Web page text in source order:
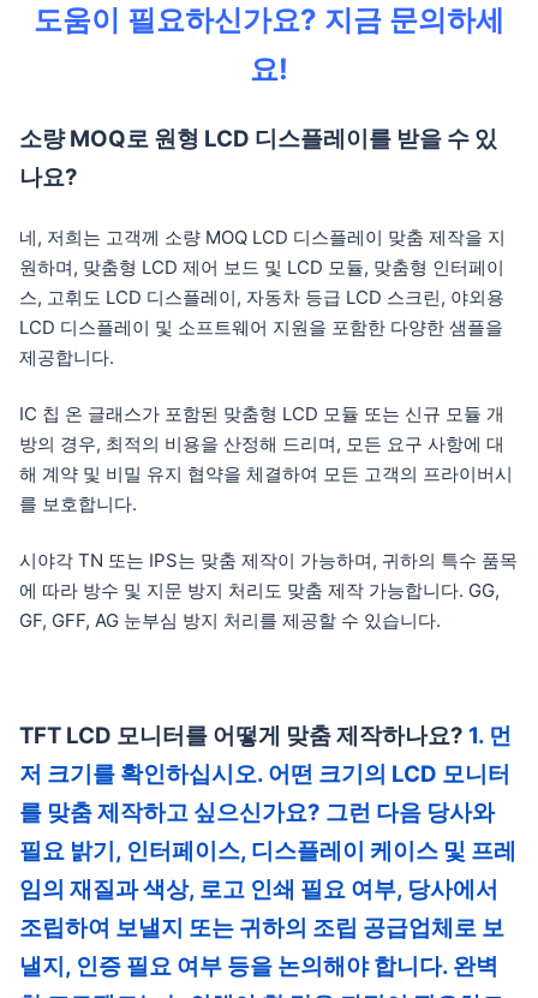
도움이 필요하신가요? 지금 문의하세
요!
소량 MOQ로 원형 LCD 디스플레이를 받을 수 있
나요?
네, 저희는 고객께 소량 MOQ LCD 디스플레이 맞춤 제작을 지
원하며, 맞춤형 LCD 제어 보드 및 LCD 모듈, 맞춤형 인터페이
스, 고휘도 LCD 디스플레이, 자동차 등급 LCD 스크린, 야외용
LCD 디스플레이 및 소프트웨어 지원을 포함한 다양한 샘플을
제공합니다.
IC 칩 온 글래스가 포함된 맞춤형 LCD 모듈 또는 신규 모듈 개
방의 경우, 최적의 비용을 산정해 드리며, 모든 요구 사항에 대
해 계약 및 비밀 유지 협약을 체결하여 모든 고객의 프라이버시
를 보호합니다.
시야각 TN 또는 IPS는 맞춤 제작이 가능하며, 귀하의 특수 품목
에 따라 방수 및 지문 방지 처리도 맞춤 제작 가능합니다. GG,
GF, GFF, AG 눈부심 방지 처리를 제공할 수 있습니다.
TFT LCD 모니터를 어떻게 맞춤 제작하나요? 1. 먼
저 크기를 확인하십시오. 어떤 크기의 LCD 모니터
를 맞춤 제작하고 싶으신가요? 그런 다음 당사와
필요 밝기, 인터페이스, 디스플레이 케이스 및 프레
임의 재질과 색상, 로고 인쇄 필요 여부, 당사에서
조립하여 보낼지 또는 귀하의 조립 공급업체로 보
낼지, 인증 필요 여부 등을 논의해야 합니다. 완벽